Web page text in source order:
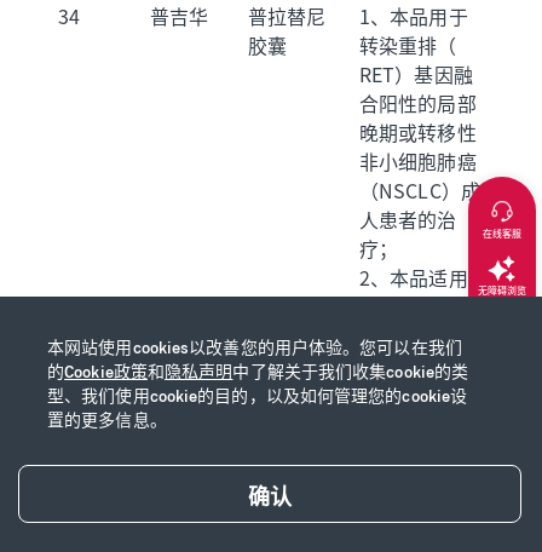
34 普吉华
普拉替尼
胶囊
1、本品用于
转染重排（
RET）基因融
合阳性的局部
晚期或转移性
非小细胞肺癌
（NSCLC）成
人患者的治
疗；
2、本品适用
于需要系统性
治疗的晚期或
转移性RET突
变型甲状腺髓
本网站使用cookies以改善您的用户体验。您可以在我们
的Cookie政策和隐私声明中了解关于我们收集cookie的类
型、我们使用cookie的目的，以及如何管理您的cookie设
置的更多信息。
确认
在线客服
无障碍浏览